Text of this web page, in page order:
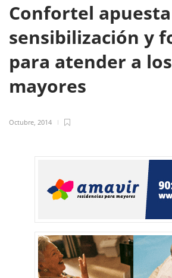
Confortel
sensibilización y
para atender a los
mayores
Octubre, 2014